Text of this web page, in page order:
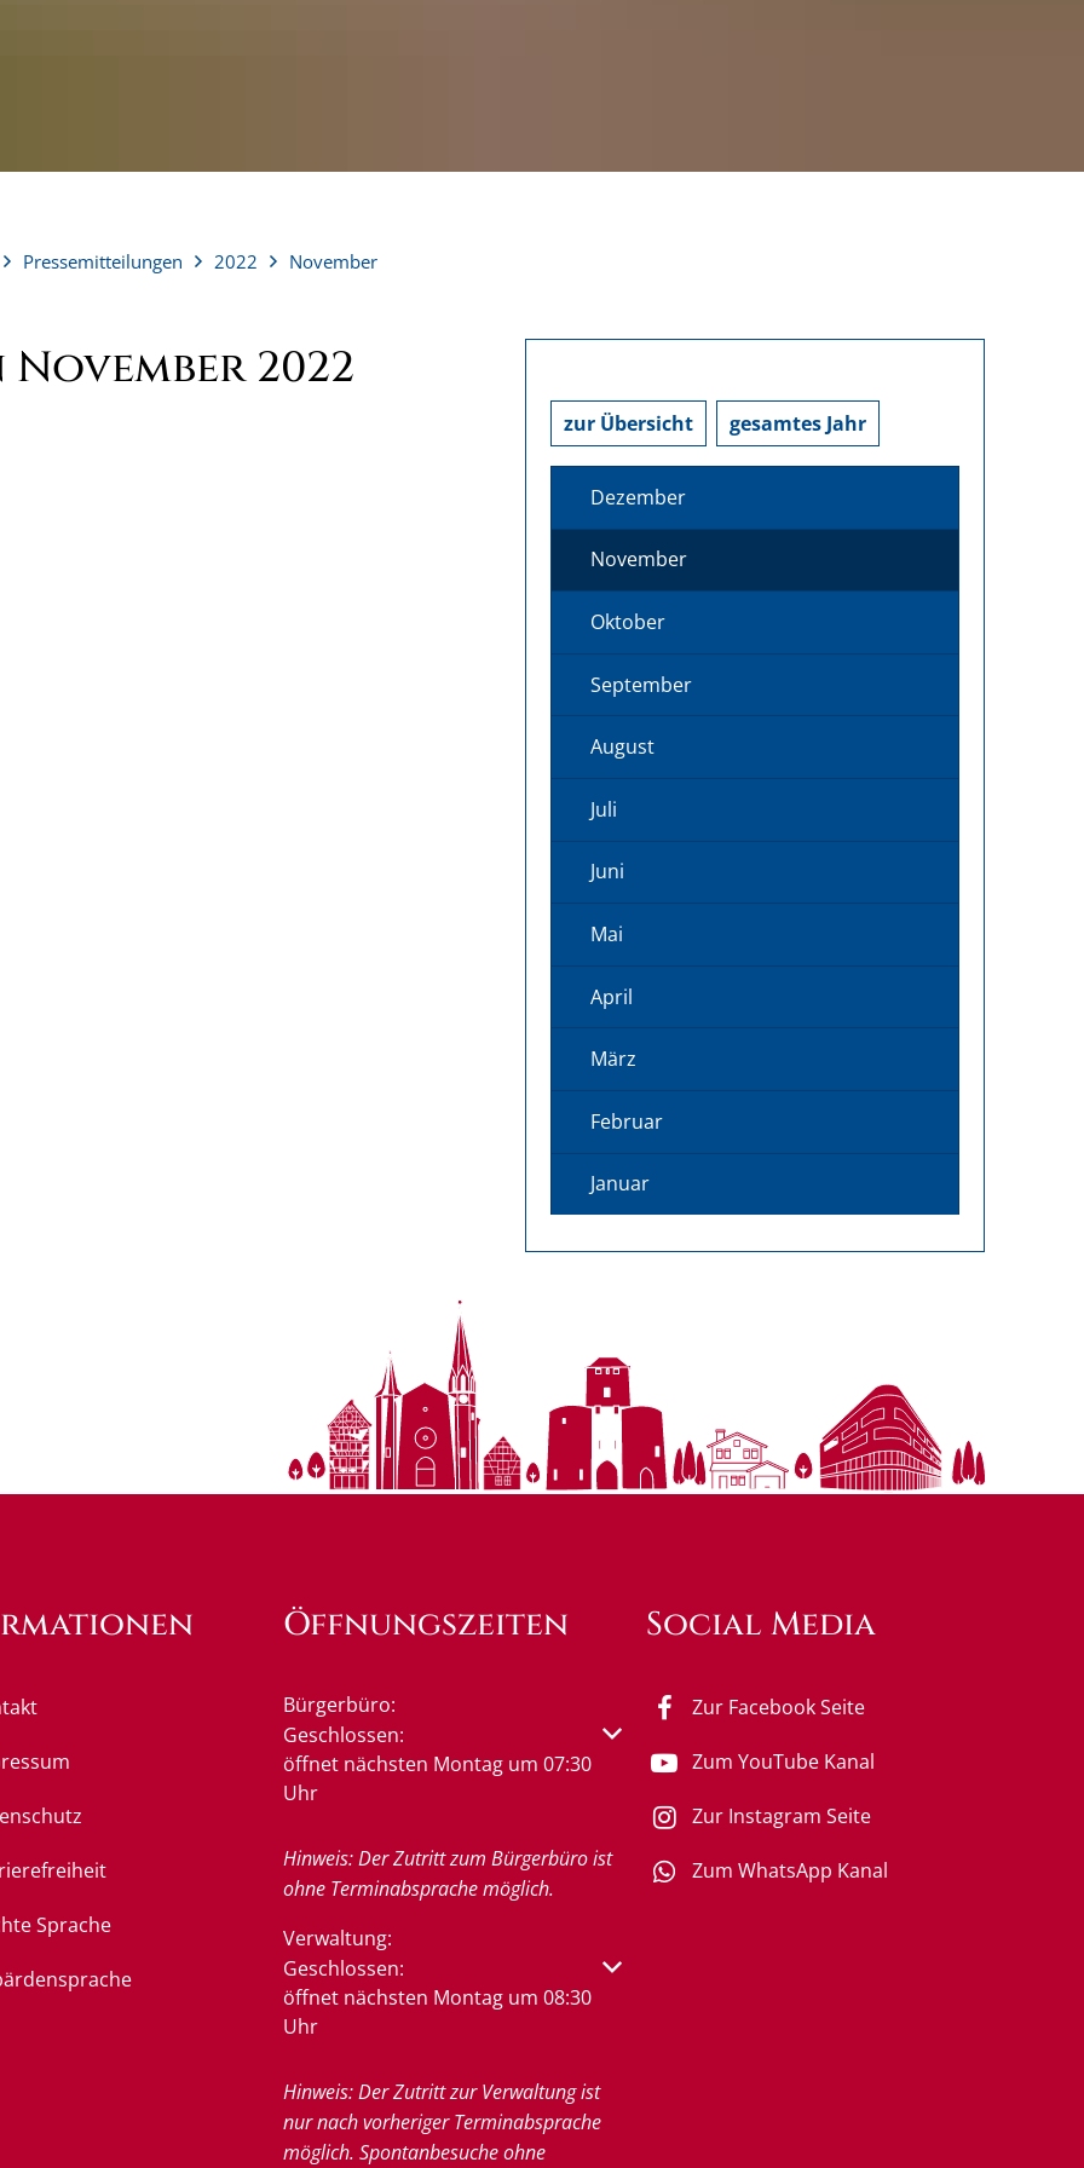
Pressemitteilungen 2022 November
2022
zur Übersicht gesamtes Jahr
Dezember
November
Oktober
September
August
Juli
Juni
Mai
April
März
Februar
Januar
Sprache
Öffnungszeiten
Bürgerbüro:
Klicken, um weitere Öffnungs- oder Schließzeiten auszublenden
Geschlossen:
öffnet nächsten Montag um 07:30
Uhr
Hinweis: Der Zutritt zum Bürgerbüro ist
ohne Terminabsprache möglich.
Verwaltung:
Klicken, um weitere Öffnungs- oder Schließzeiten auszublenden
Geschlossen:
öffnet nächsten Montag um 08:30
Uhr
Hinweis: Der Zutritt zur Verwaltung ist
nur nach vorheriger Terminabsprache
möglich. Spontanbesuche ohne
Social Media
Zur Facebook Seite
Zum YouTube Kanal
Zur Instagram Seite
Zum WhatsApp Kanal